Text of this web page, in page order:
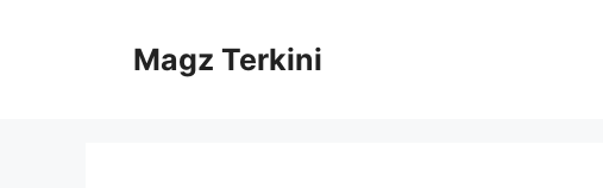
Magz Terkini